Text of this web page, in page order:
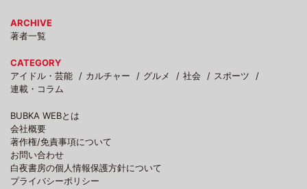
ARCHIVE
著者一覧
CATEGORY
アイドル・芸能
カルチャー グルメ 社会
スポーツ
連載・コラム
BUBKA WEBとは
会社概要
著作権/免責事項について
お問い合わせ
白夜書房の個人情報保護方針について
プライバシーポリシー